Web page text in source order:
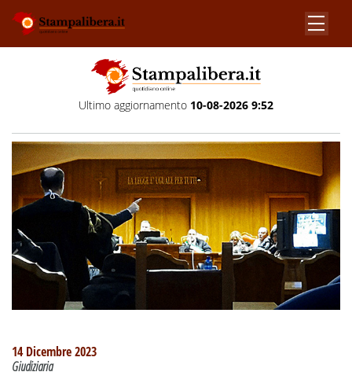
Ultimo aggiornamento 10-08-2026 9:52
14 Dicembre 2023
Giudiziaria